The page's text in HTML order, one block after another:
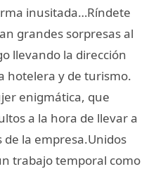
inusitada…Ríndete
grandes sorpresas al
llevando la dirección
hotelera y de turismo.
enigmática, que
a la hora de llevar a
de la empresa.Unidos
trabajo temporal como